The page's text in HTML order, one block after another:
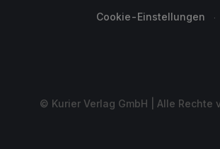
Cookie-Einstellungen
© Kurier Verlag GmbH | Alle Rechte